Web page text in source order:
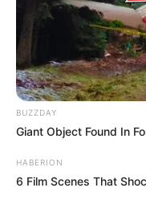
BUZZDAY
Giant Object Found In
HABERION
6 Film Scenes That